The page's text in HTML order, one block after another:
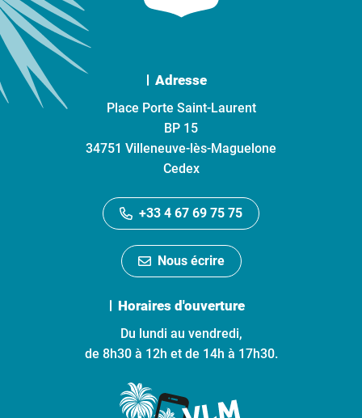
Adresse
Place Porte Saint-Laurent
BP 15
34751 Villeneuve-lès-Maguelone
Cedex
+33 4 67 69 75 75
Nous écrire
Horaires d'ouverture
Du lundi au vendredi,
de 8h30 à 12h et de 14h à 17h30.